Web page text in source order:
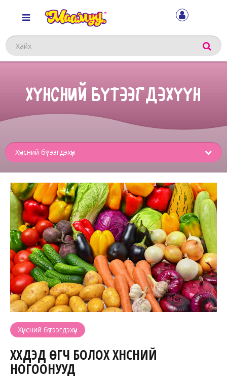
Хайх
ХҮНСНИЙ БҮТЭЭГДЭХҮҮН
Хүнсний бүтээгдэхүүн
ХҮҮХДЭД ӨГЧ БОЛОХ ХҮНСНИЙ
НОГООНУУД